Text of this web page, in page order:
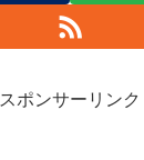
スポンサーリンク